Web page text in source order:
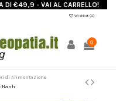
DI €49,9 - VAI AL CARRELLO!
Wishlist (0)
0
di Alimentazione
Hanh